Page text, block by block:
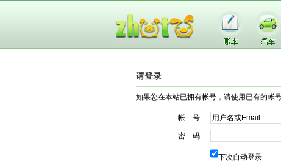
请登录
如果您在本站已拥有帐号，请使用已有的帐
帐 号
密 码
下次自动登录